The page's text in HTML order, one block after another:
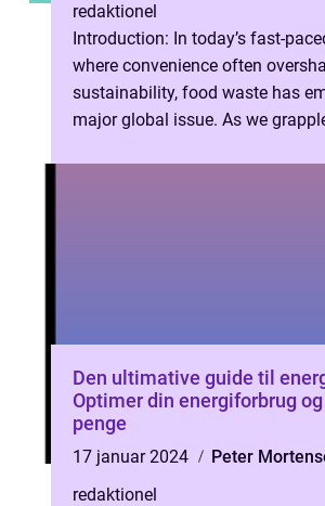
redaktionel
Introduction: In today’s fast-
where convenience often
sustainability, food waste has
major global issue. As we
Den ultimative guide til
Optimer din energiforbrug
penge
17 januar 2024
Peter
redaktionel